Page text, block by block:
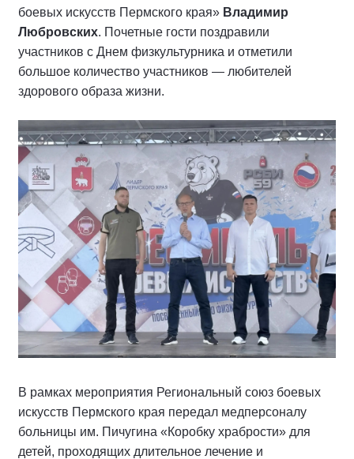
боевых искусств Пермского края» Владимир
Любровских. Почетные гости поздравили
участников с Днем физкультурника и отметили
большое количество участников — любителей
здорового образа жизни.
В рамках мероприятия Региональный союз боевых
искусств Пермского края передал медперсоналу
больницы им. Пичугина «Коробку храбрости» для
детей, проходящих длительное лечение и